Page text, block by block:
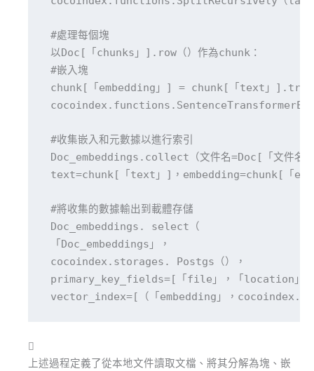
#處理每個塊
以Doc[「chunks」].row（）作為chunk：
#嵌入塊
chunk[「embedding」] = chunk[「text」
#收集嵌入和元數據以進行索引
Doc_embeddings.collect（文件名=Doc[「文件
text=chunk[「text」]，embedding=chunk[「
#將收集的數據輸出到載體存儲
Doc_embeddings. select（
「Doc_embeddings」，
cocoindex.storages. Postgs（），
primary_key_fields=[「file」，「location」]
vector_index=[（「embedding」，

上述過程定義了從本地文件讀取文檔、將其分解為塊、嵌